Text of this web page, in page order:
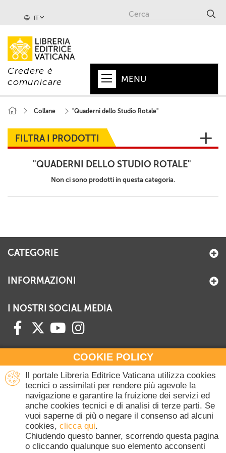
IT
Credere è
comunicare
MENU
PAPA
+
VATICANO
CHIESA
+
+
RIVISTE
+
Collane "Quaderni dello Studio Rotale"
FILTRA I PRODOTTI
"QUADERNI DELLO STUDIO ROTALE"
Non ci sono prodotti in questa categoria.
COOKIE POLICY
Il portale Libreria Editrice Vaticana utilizza cookies
tecnici o assimilati per rendere più agevole la
navigazione e garantire la fruizione dei servizi ed
anche cookies tecnici e di analisi di terze parti. Se
vuoi saperne di più o negare il consenso ad alcuni
cookies, clicca qui.
Chiudendo questo banner, scorrendo questa pagina
o cliccando qualunque suo elemento acconsenti
CATEGORIE
INFORMAZIONI
I NOSTRI SOCIAL MEDIA
HAI BISOGNO DI INFORMAZIONI?
Contattaci all'Ufficio Commerciale
+39 06 698 45780
Lunedì-Giovedì 8-16.30
Venerdì 8-14
(Escluse festività Vaticane)